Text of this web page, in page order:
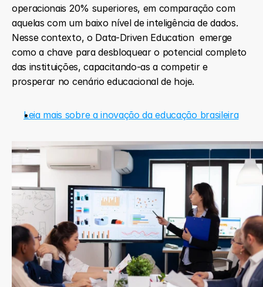
operacionais 20% superiores, em comparação com
aquelas com um baixo nível de inteligência de dados.
Nesse contexto, o Data-Driven Education  emerge
como a chave para desbloquear o potencial completo
das instituições, capacitando-as a competir e
prosperar no cenário educacional de hoje.
Leia mais sobre a inovação da educação brasileira